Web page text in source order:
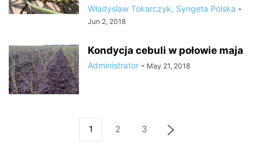
Władyslaw Tokarczyk, Syngeta Polska -
Jun 2, 2018
Kondycja cebuli w połowie maja
Administrator - May 21, 2018
1 2 3